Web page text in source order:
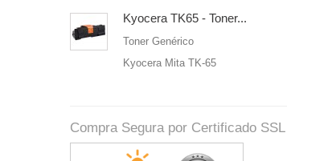
Kyocera TK65 - Toner...
Toner Genérico
Kyocera Mita TK-65
Compra Segura por Certificado SSL